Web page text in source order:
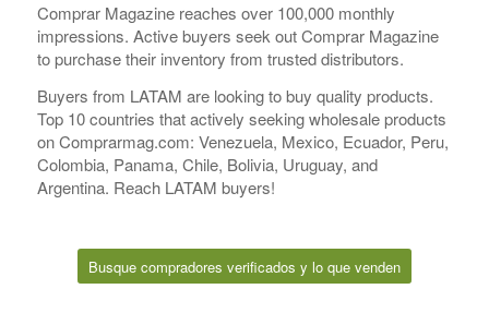
Comprar Magazine reaches over 100,000 monthly
impressions. Active buyers seek out Comprar Magazine
to purchase their inventory from trusted distributors.
Buyers from LATAM are looking to buy quality products.
Top 10 countries that actively seeking wholesale products
on Comprarmag.com: Venezuela, Mexico, Ecuador, Peru,
Colombia, Panama, Chile, Bolivia, Uruguay, and
Argentina. Reach LATAM buyers!
Busque compradores verificados y lo que venden